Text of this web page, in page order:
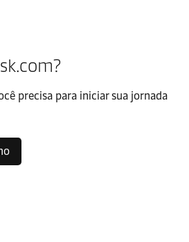
precisa para iniciar sua jornada